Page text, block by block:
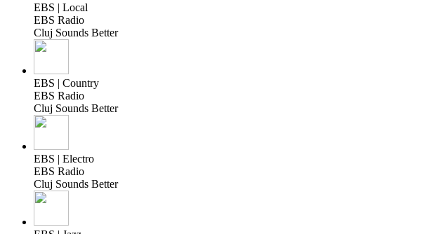
EBS | Local
EBS Radio
Cluj Sounds Better
EBS | Country
EBS Radio
Cluj Sounds Better
EBS | Electro
EBS Radio
Cluj Sounds Better